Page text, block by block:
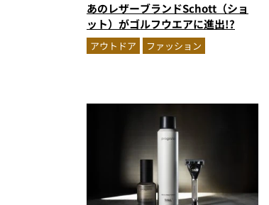
あのレザーブランドSchott（ショ
ット）がゴルフウエアに進出!?
アウトドア ファッション